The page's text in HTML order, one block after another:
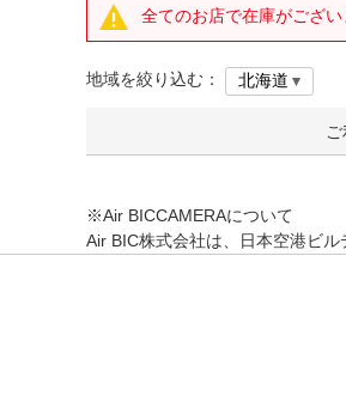
全てのお店で在庫がござい
地域を絞り込む：
※Air BICCAMERAについて
Air BIC株式会社は、日本空港ビ